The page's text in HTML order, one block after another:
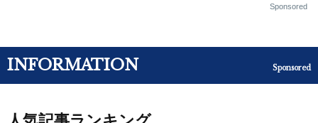
Sponsored
INFORMATION Sponsored